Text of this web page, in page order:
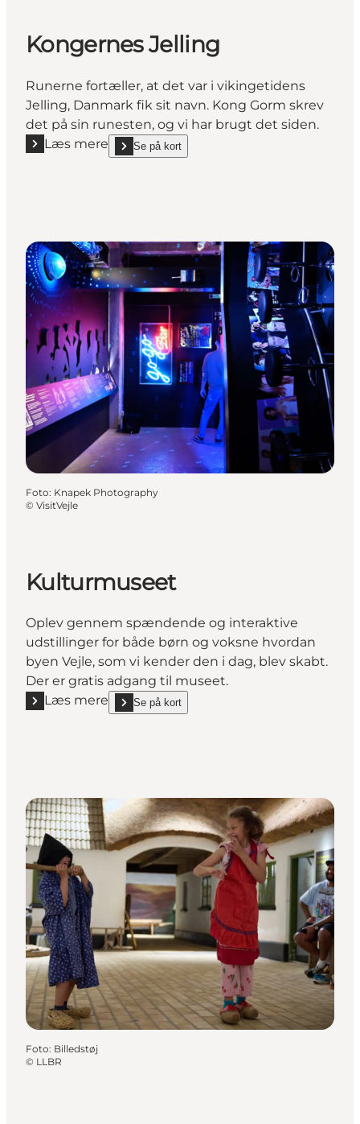
Kongernes Jelling
Runerne fortæller, at det var i vikingetidens
Jelling, Danmark fik sit navn. Kong Gorm skrev
det på sin runesten, og vi har brugt det siden.
Læs mere
Læs mere "Kongernes Jelling"
Se på kort
show Kongernes Jelling on_map
Foto: Knapek Photography
© VisitVejle
Kulturmuseet
Oplev gennem spændende og interaktive
udstillinger for både børn og voksne hvordan
byen Vejle, som vi kender den i dag, blev skabt.
Der er gratis adgang til museet.
Læs mere
Læs mere "Kulturmuseet"
Se på kort
show Kulturmuseet on_map
Foto: Billedstøj
© LLBR